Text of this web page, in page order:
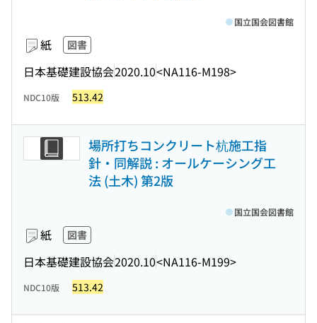
紙 図書
日本基礎建設協会2020.10<NA116-M198>
国立国会図書館
NDC10版 513.42
場所打ちコンクリート杭施工指
針・同解説 : オールケーシング工
法 (土木) 第2版
紙 図書
日本基礎建設協会2020.10<NA116-M199>
国立国会図書館
NDC10版 513.42